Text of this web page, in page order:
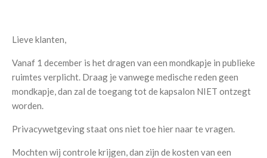
Lieve klanten,
Vanaf 1 december is het dragen van een mondkapje in publieke
ruimtes verplicht. Draag je vanwege medische reden geen
mondkapje, dan zal de toegang tot de kapsalon NIET ontzegt
worden.
Privacywetgeving staat ons niet toe hier naar te vragen.
Mochten wij controle krijgen, dan zijn de kosten van een